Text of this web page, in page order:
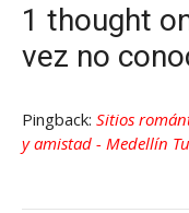
1 thought
vez no
Pingback: Sitios
y amistad - Medellín